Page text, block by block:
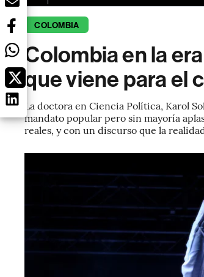
COLOMBIA
Colombia en la
que viene para el
La doctora en Ciencia Política, Karol
mandato popular pero sin mayoría
reales, y con un discurso que la